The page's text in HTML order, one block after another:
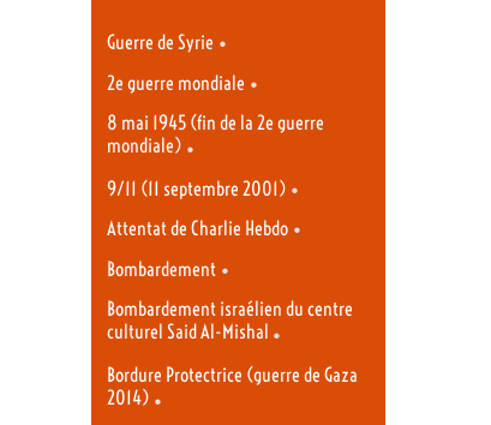
Guerre de Syrie •
2e guerre mondiale •
8 mai 1945 (fin de la 2e guerre
mondiale) •
9/11 (11 septembre 2001) •
Attentat de Charlie Hebdo •
Bombardement •
Bombardement israélien du centre
culturel Said Al-Mishal •
Bordure Protectrice (guerre de Gaza
2014) •